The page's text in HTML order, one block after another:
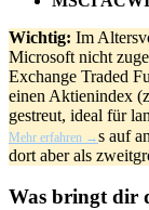
Wichtig: Im
Microsoft nicht
Exchange Traded
einen Aktienindex
gestreut, ideal für
Mehr erfahren →s auf
dort aber als
Was bringt dir